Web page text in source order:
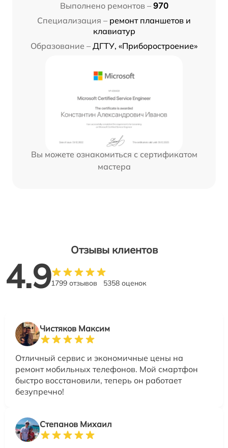
Выполнено ремонтов – 970
Специализация – ремонт планшетов и
клавиатур
Образование – ДГТУ, «Приборостроение»
Вы можете ознакомиться с сертификатом
мастера
Отзывы клиентов
4.91799 отзывов 5358 оценок
Чистяков Максим
Отличный сервис и экономичные цены на
ремонт мобильных телефонов. Мой смартфон
быстро восстановили, теперь он работает
безупречно!
Степанов Михаил